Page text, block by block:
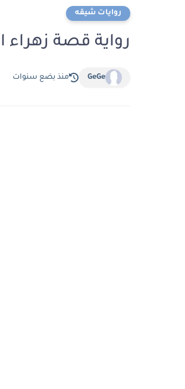
روايات شيقه
رواية قصة زهراء الفصل
GeGe منذ بضع سنوات